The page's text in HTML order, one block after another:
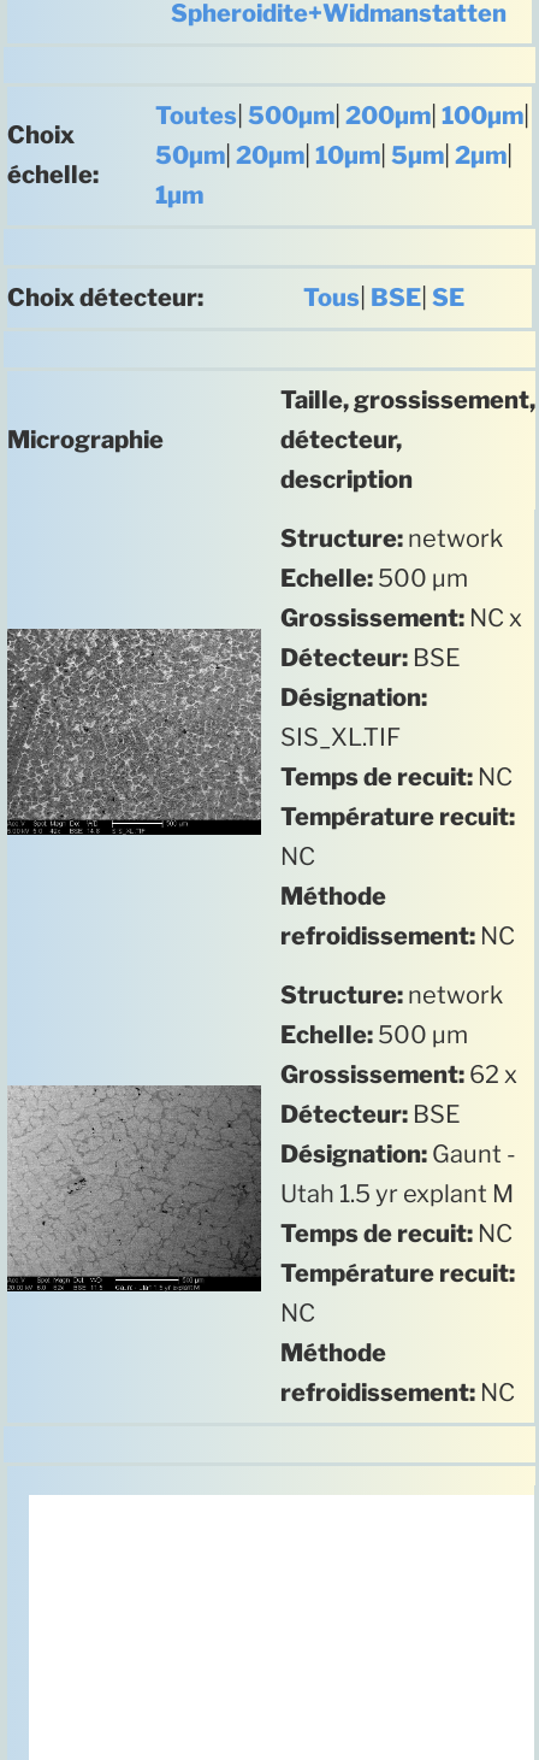
Spheroidite+Widmanstatten
Choix
échelle:
Toutes 500µm 200µm 100µm
50µm 20µm 10µm 5µm 2µm
1µm
Choix détecteur: Tous BSE SE
Micrographie
Taille, grossissement,
détecteur,
description
Structure: network
Echelle: 500 µm
Grossissement: NC x
Détecteur: BSE
Désignation:
SIS_XL.TIF
Temps de recuit: NC
Température recuit:
NC
Méthode
refroidissement: NC
Structure: network
Echelle: 500 µm
Grossissement: 62 x
Détecteur: BSE
Désignation: Gaunt -
Utah 1.5 yr explant M
Temps de recuit: NC
Température recuit:
NC
Méthode
refroidissement: NC